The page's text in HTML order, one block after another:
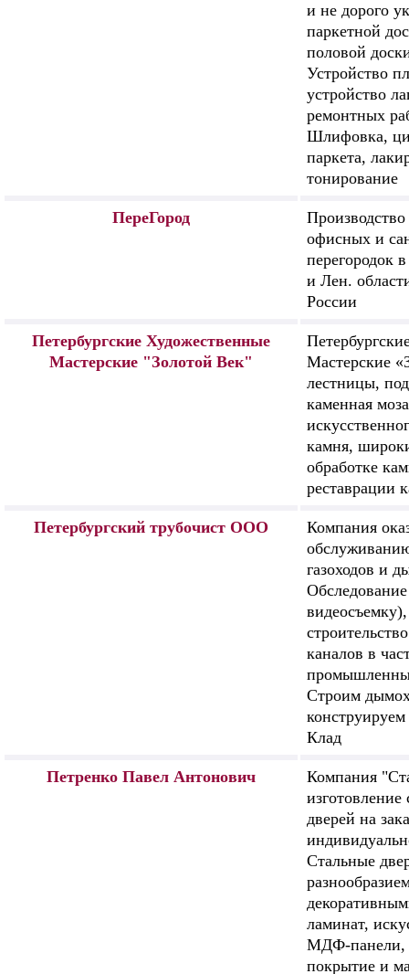
и не дорого
паркетной
половой
Устройство
устройство
ремонтных
Шлифовка,
паркета,
тонирование
ПереГород
офисных и
перегородок
и Лен.
России
Петербургские Художественные
Мастерские "Золотой Век"
Мастерские
лестницы,
каменная
камня,
обработке
реставрации
Петербургский трубочист ООО
Компания
газоходов и
каналов в
Строим
Клад
Петренко Павел Антонович
Компания
дверей на
Стальные
ламинат,
МДФ-панели,
покрытие и